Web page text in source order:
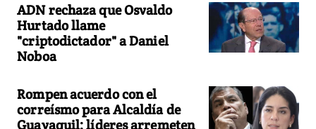
ADN rechaza que Osvaldo
Hurtado llame
"criptodictador" a Daniel
Noboa
Rompen acuerdo con el
correísmo para Alcaldía de
Guayaquil: líderes arremeten